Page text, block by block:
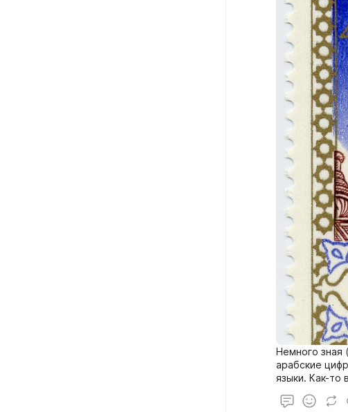
Немного зная
арабские
языки. Как-то
минимально